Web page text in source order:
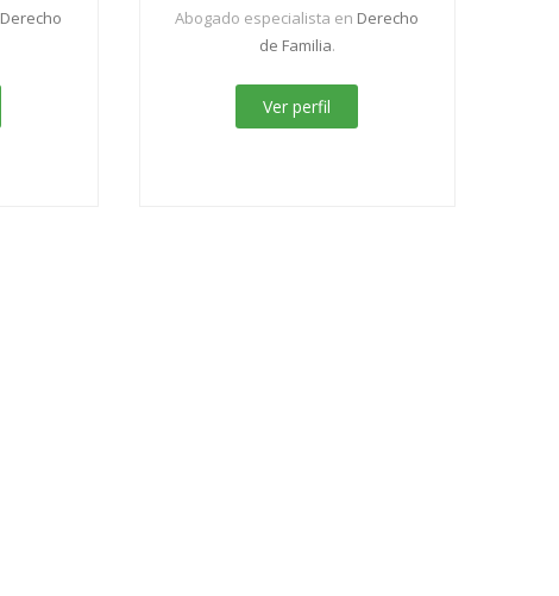
Derecho
Abogado especialista en Derecho
de Familia.
Ver perfil